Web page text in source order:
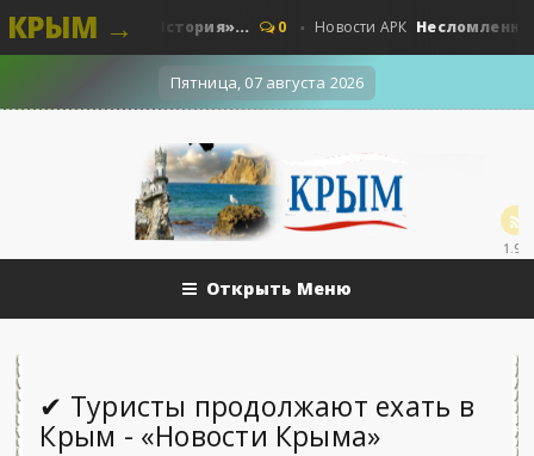
КРЫМ →
Наши - «История»... 0 Новости АРК Несломленный
Пятница, 07 августа 2026
1.9k
Открыть Меню
✔ Туристы продолжают ехать в
Крым - «Новости Крыма»